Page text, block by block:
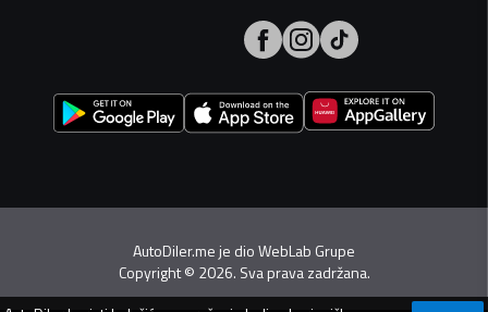
AutoDiler.me je dioWebLab Grupe
Copyright© 2026. Sva prava zadržana.